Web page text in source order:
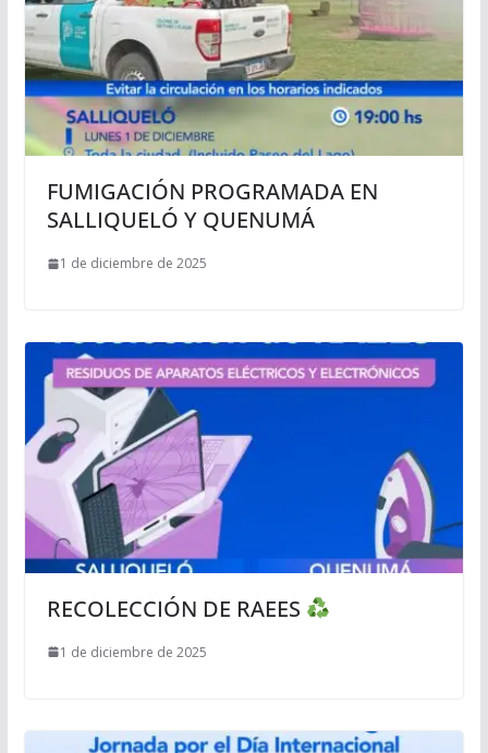
FUMIGACIÓN PROGRAMADA EN
SALLIQUELÓ Y QUENUMÁ
1 de diciembre de 2025
RECOLECCIÓN DE RAEES
1 de diciembre de 2025